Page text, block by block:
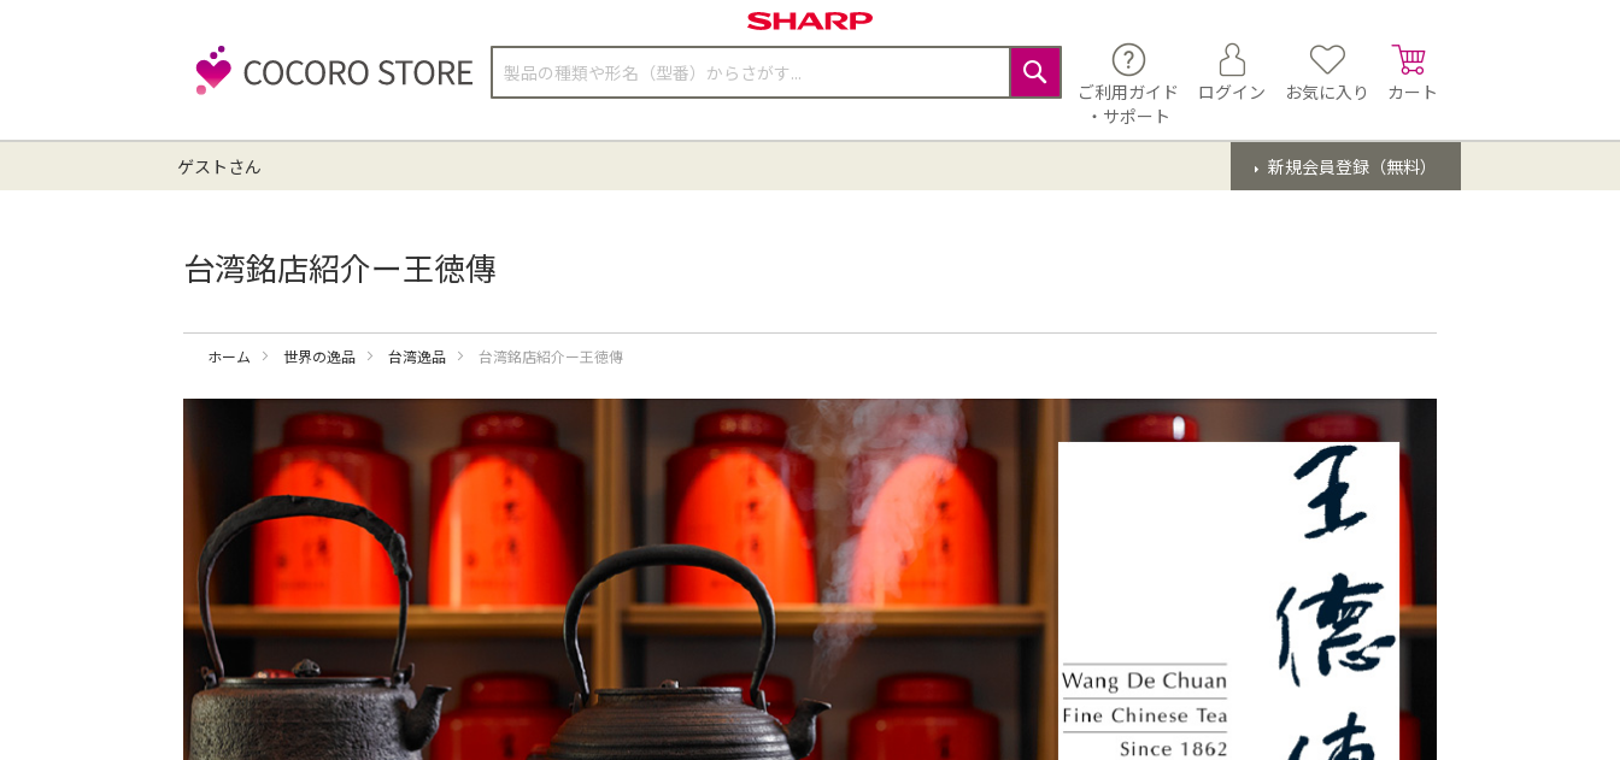
検
検
ご利用ガイド
・サポート
ログイン お気に入り カート
新規会員登録（無料）
ゲストさん
台湾銘店紹介ー王徳傳
ホーム 世界の逸品 台湾逸品 台湾銘店紹介ー王徳傳